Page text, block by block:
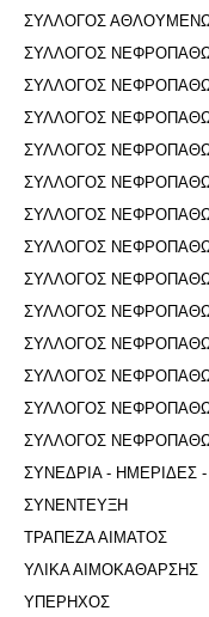
ΣΥΛΛΟΓΟΣ
ΣΥΛΛΟΓΟΣ
ΣΥΛΛΟΓΟΣ
ΣΥΛΛΟΓΟΣ
ΣΥΛΛΟΓΟΣ
ΣΥΛΛΟΓΟΣ
ΣΥΛΛΟΓΟΣ
ΣΥΛΛΟΓΟΣ
ΣΥΛΛΟΓΟΣ
ΣΥΛΛΟΓΟΣ
ΣΥΛΛΟΓΟΣ
ΣΥΛΛΟΓΟΣ
ΣΥΛΛΟΓΟΣ
ΣΥΛΛΟΓΟΣ
ΣΥΝΕΔΡΙΑ - ΗΜΕΡΙΔΕΣ
ΣΥΝΕΝΤΕΥΞΗ
ΤΡΑΠΕΖΑ ΑΙΜΑΤΟΣ
ΥΛΙΚΑ ΑΙΜΟΚΑΘΑΡΣΗΣ
ΥΠΕΡΗΧΟΣ